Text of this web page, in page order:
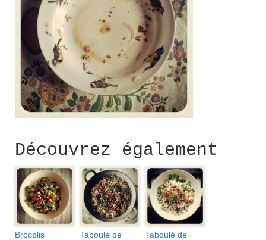
Découvrez également
Brocolis
Taboulé de
Taboulé de